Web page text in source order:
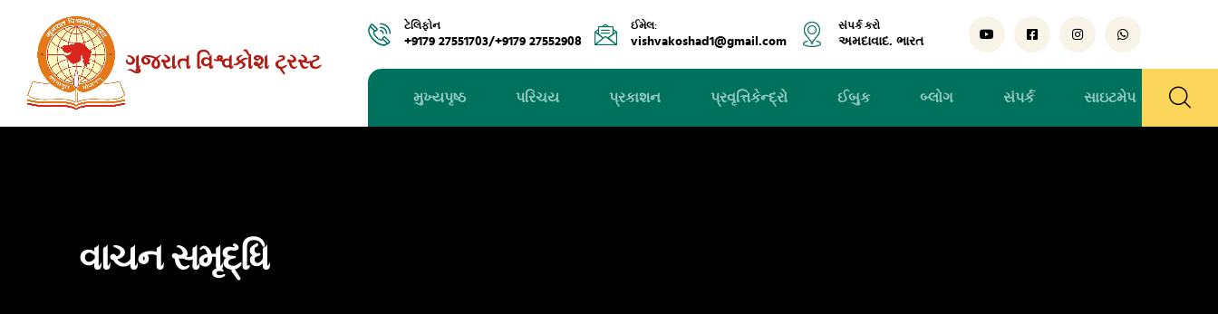
content
ગુજરાત વિશ્વકોશ ટ્રસ્ટ
ટેલિફોન
+9179 27551703/+9179 27552908
ઈમેલ:
vishvakoshad1@gmail.com
સંપર્ક કરો
અમદાવાદ. ભારત
મુખ્યપૃષ્ઠ પરિચય પ્રકાશન પ્રવૃત્તિકેન્દ્રો ઈબુક બ્લોગ સંપર્ક સાઇટમેપ
વાચન સમૃદ્ધિ